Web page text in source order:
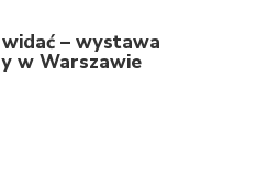
– wystawa
w Warszawie